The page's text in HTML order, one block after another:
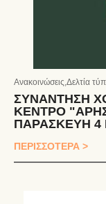
Ανακοινώσεις,Δελτία
ΣΥΝΑΝΤΗΣΗ
ΚΕΝΤΡΟ
ΠΑΡΑΣΚΕΥΗ 4
ΠΕΡΙΣΣΟΤΕΡΑ >